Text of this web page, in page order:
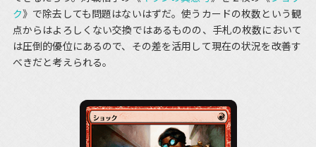
ク》で除去しても問題はないはずだ。使うカードの枚数という観
点からはよろしくない交換ではあるものの、手札の枚数において
は圧倒的優位にあるので、その差を活用して現在の状況を改善す
べきだと考えられる。